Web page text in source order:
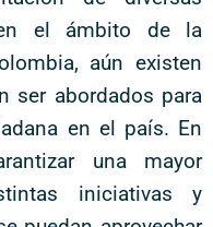
el ámbito de la
aún existen
ser abordados para
en el país. En
una mayor
iniciativas y